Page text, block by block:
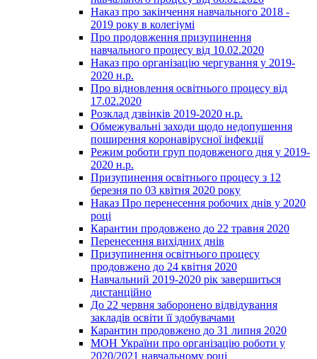
Наказ про закінчення навчального 2018 -
2019 року в колегіумі
Про продовження призупинення
навчального процесу від 10.02.2020
Наказ про організацію чергування у 2019-
2020 н.р.
Про відновлення освітнього процесу від
17.02.2020
Розклад дзвінків 2019-2020 н.р.
Обмежувальні заходи щодо недопушення
поширення коронавірусної інфекції
Режим роботи груп подовженого дня у 2019-
2020 н.р.
Призупинення освітнього процесу з 12
березня по 03 квітня 2020 року
Наказ Про перенесення робочих днів у 2020
році
Карантин продовжено до 22 травня 2020
Перенесення вихідних днів
Призупинення освітнього процесу
продовжено до 24 квітня 2020
Навчальний 2019-2020 рік завершиться
дистанційно
До 22 червня заборонено відвідування
закладів освіти її здобувачами
Карантин продовжено до 31 липня 2020
МОН України про організацію роботи у
2020/2021 навчальному році